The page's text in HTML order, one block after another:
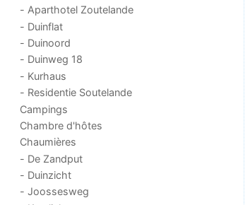
- Aparthotel Zoutelande
- Duinflat
- Duinoord
- Duinweg 18
- Kurhaus
- Residentie Soutelande
Campings
Chambre d'hôtes
Chaumières
- De Zandput
- Duinzicht
- Joossesweg